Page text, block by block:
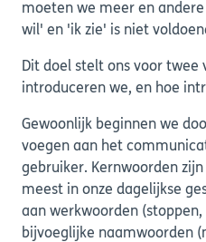
moeten we meer en
wil' en 'ik zie' is niet
Dit doel stelt ons voor twee
introduceren we, en hoe
Gewoonlijk beginnen we
voegen aan het
gebruiker. Kernwoorden
meest in onze dagelijkse
aan werkwoorden
bijvoeglijke naamwoorden